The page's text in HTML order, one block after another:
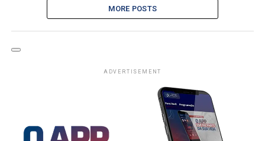
MORE POSTS
ADVERTISEMENT